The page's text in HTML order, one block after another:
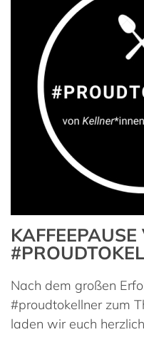
KAFFEEPAUSE
Nach dem großen
#proudtokellner zum
laden wir euch